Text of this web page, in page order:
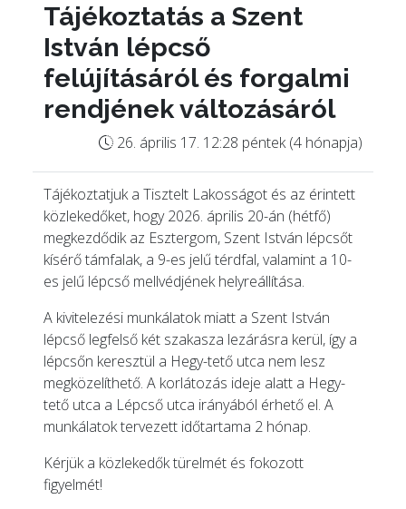
Tájékoztatás a Szent
István lépcső
felújításáról és forgalmi
rendjének változásáról
26. április 17. 12:28 péntek (4 hónapja)
Tájékoztatjuk a Tisztelt Lakosságot és az érintett
közlekedőket, hogy 2026. április 20-án (hétfő)
megkezdődik az Esztergom, Szent István lépcsőt
kísérő támfalak, a 9-es jelű térdfal, valamint a 10-
es jelű lépcső mellvédjének helyreállítása.
A kivitelezési munkálatok miatt a Szent István
lépcső legfelső két szakasza lezárásra kerül, így a
lépcsőn keresztül a Hegy-tető utca nem lesz
megközelíthető. A korlátozás ideje alatt a Hegy-
tető utca a Lépcső utca irányából érhető el. A
munkálatok tervezett időtartama 2 hónap.
Kérjük a közlekedők türelmét és fokozott
figyelmét!